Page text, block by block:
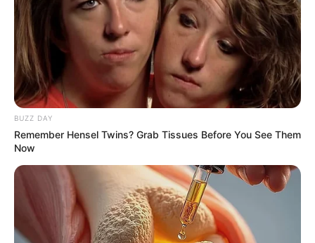
The 90s Was A Fantastic Decade For Fans Of
Action Movies
BRAINBERRIES
BUZZ DAY
Remember Hensel Twins? Grab Tissues Before You See Them
Now